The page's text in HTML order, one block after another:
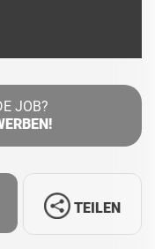
JOB?
TEILEN